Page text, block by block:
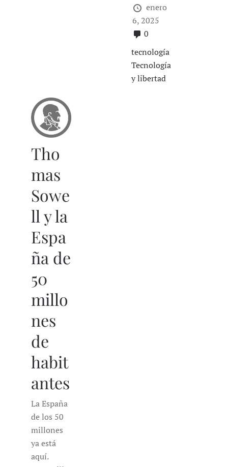
enero
6, 2025
0
tecnología
Tecnología
y libertad
Tho
mas
Sowe
ll y la
Espa
ña de
50
millo
nes
de
habit
antes
La España
de los 50
millones
ya está
aquí.